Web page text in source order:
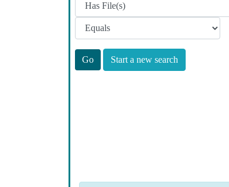
Start a new search